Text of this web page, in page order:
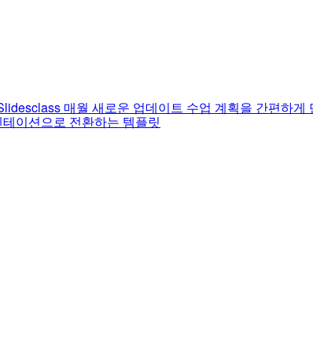
매월 새로운 업데이트 수업 계획을 간편하게
이션으로 전환하는 템플릿